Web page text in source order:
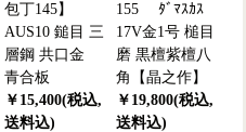
包丁145】
AUS10 鎚目 三
層鋼 共口金
青合板
￥15,400(税込,
送料込)
155 ﾀﾞﾏｽｶｽ
17V金1号 槌目
磨 黒檀紫檀八
角【晶之作】
￥19,800(税込,
送料込)